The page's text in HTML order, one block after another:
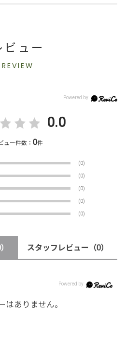
ビュー
REVIEW
0.0
ュー件数：0件
(0)
(0)
(0)
(0)
(0)
スタッフレビュー （0）
はありません。